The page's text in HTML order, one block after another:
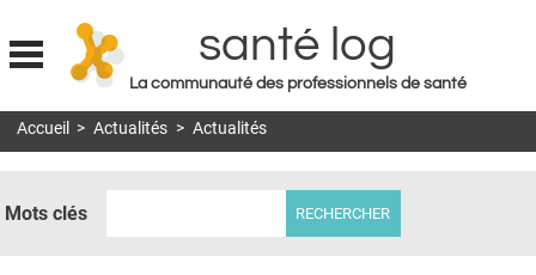
Jump to navigation
santé log
La communauté des professionnels de santé
MON COMPTE
Accueil > Actualités > Actualités
Mots clés